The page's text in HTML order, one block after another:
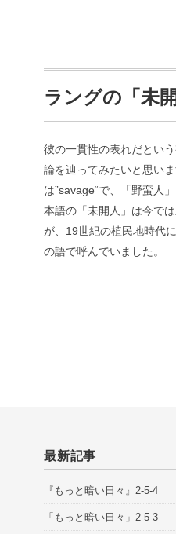
ラングの「未
彼の一貫性の表れだとい
論を辿ってみたいと思い
は”savage“で、「野蛮人
本語の「未開人」は今で
が、19世紀の植民地時代
の語で呼んでいました。
最新記事
『もっと暗い日々』2-5-4
「もっと暗い日々」2-5-3